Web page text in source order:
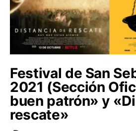
Festival de San
2021 (Sección
buen patrón» y
rescate»